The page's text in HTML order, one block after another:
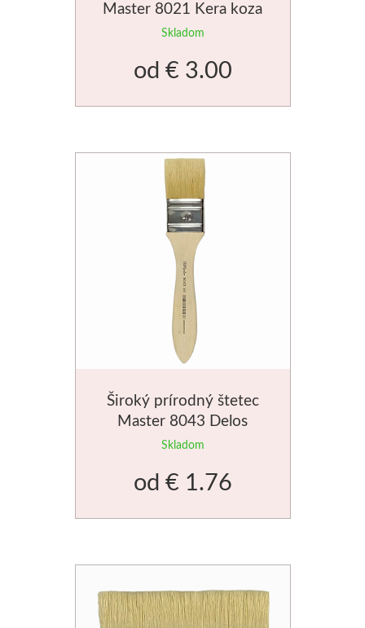
Master 8021 Kera koza
Skladom
od € 3.00
Široký prírodný štetec
Master 8043 Delos
Skladom
od € 1.76